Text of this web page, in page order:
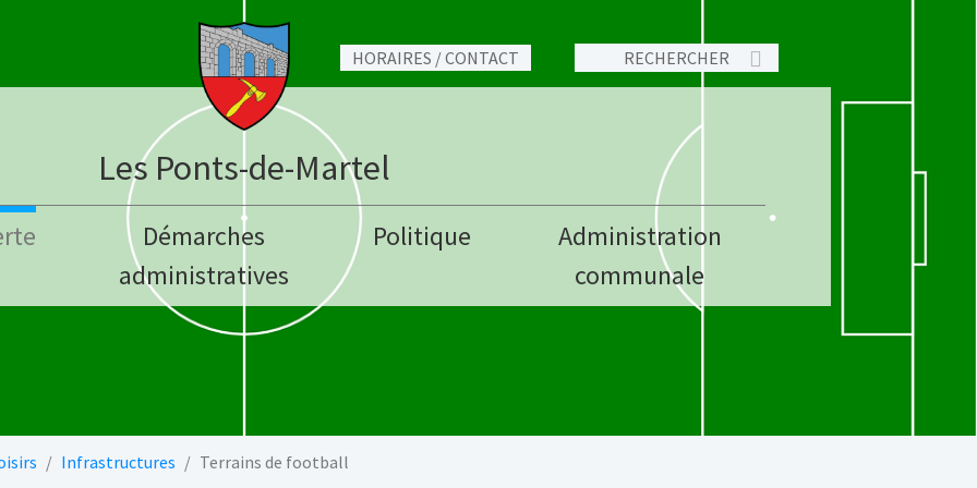
HORAIRES / CONTACT
Les Ponts-de-Martel
Démarches
administratives
Politique
Administration
communale
Infrastructures Terrains de football